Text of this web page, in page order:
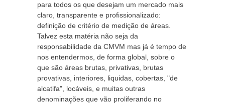
para todos os que desejam um mercado mais
claro, transparente e profissionalizado:
definição de critério de medição de áreas.
Talvez esta matéria não seja da
responsabilidade da CMVM mas já é tempo de
nos entendermos, de forma global, sobre o
que são áreas brutas, privativas, brutas
provativas, interiores, liquidas, cobertas, "de
alcatifa", locáveis, e muitas outras
denominações que vão proliferando no